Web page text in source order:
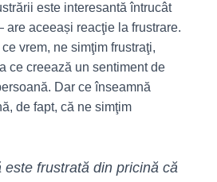
este interesantă întrucât
aceeași reacţie la frustrare.
vrem, ne simţim frustraţi,
ce creează un sentiment de
Dar ce înseamnă
de fapt, că ne simţim
este frustrată din pricină că